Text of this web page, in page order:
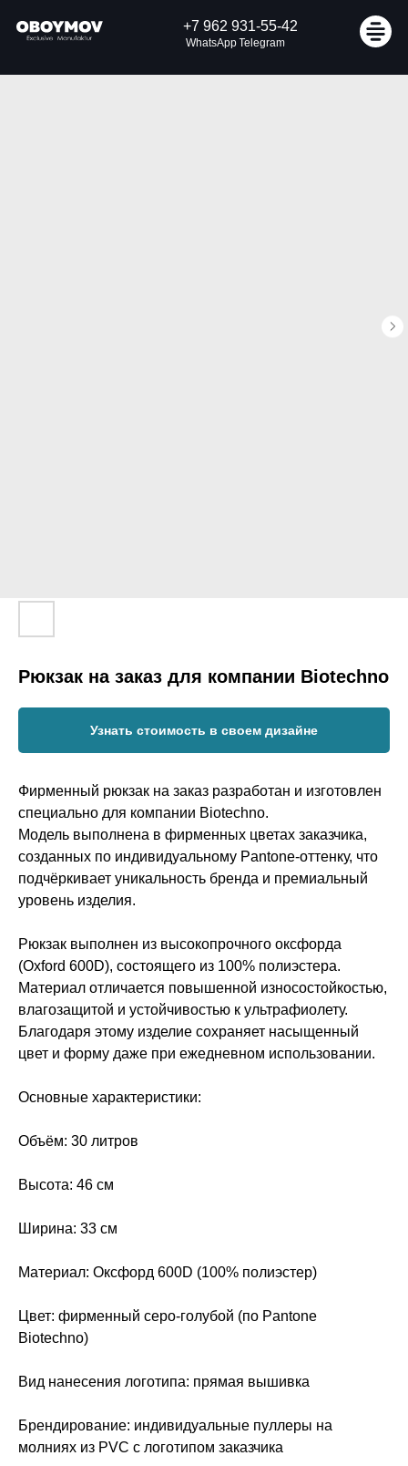
Узнать стоимость
+7 962 931-55-42
WhatsAppTelegram
Рюкзак на заказ для компании Biotechno
Узнать стоимость в своем дизайне
Фирменный рюкзак на заказ разработан и изготовлен
специально для компании Biotechno.
Модель выполнена в фирменных цветах заказчика,
созданных по индивидуальному Pantone-оттенку, что
подчёркивает уникальность бренда и премиальный
уровень изделия.
Рюкзак выполнен из высокопрочного оксфорда
(Oxford 600D), состоящего из 100% полиэстера.
Материал отличается повышенной износостойкостью,
влагозащитой и устойчивостью к ультрафиолету.
Благодаря этому изделие сохраняет насыщенный
цвет и форму даже при ежедневном использовании.
Основные характеристики:
Объём: 30 литров
Высота: 46 см
Ширина: 33 см
Материал: Оксфорд 600D (100% полиэстер)
Цвет: фирменный серо-голубой (по Pantone
Biotechno)
Вид нанесения логотипа: прямая вышивка
Брендирование: индивидуальные пуллеры на
молниях из PVC с логотипом заказчика